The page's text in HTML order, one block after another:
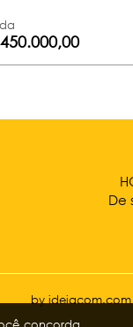
De
by ideiacom.com